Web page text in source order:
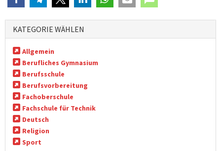
KATEGORIE WÄHLEN
Allgemein
Berufliches Gymnasium
Berufsschule
Berufsvorbereitung
Fachoberschule
Fachschule für Technik
Deutsch
Religion
Sport